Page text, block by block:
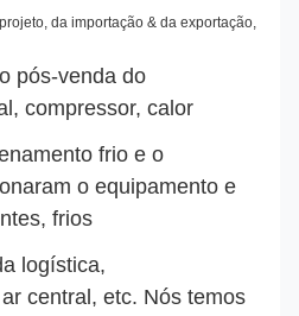
da importação & da exportação,
pós-venda do
, compressor, calor
frio e o
o equipamento e
frios
logística,
central, etc. Nós temos